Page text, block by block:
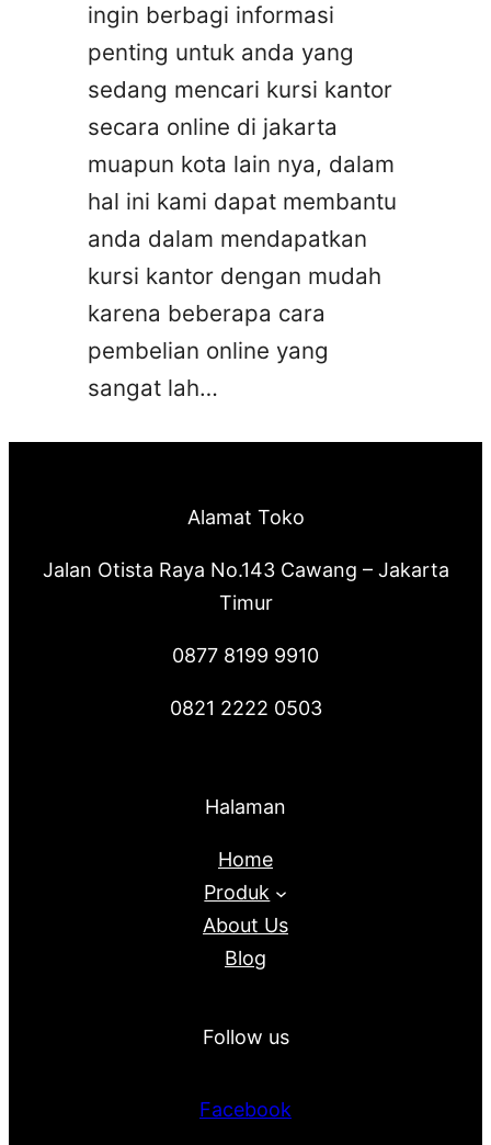
ingin berbagi informasi
penting untuk anda yang
sedang mencari kursi kantor
secara online di jakarta
muapun kota lain nya, dalam
hal ini kami dapat membantu
anda dalam mendapatkan
kursi kantor dengan mudah
karena beberapa cara
pembelian online yang
sangat lah…
Alamat Toko
Jalan Otista Raya No.143 Cawang – Jakarta
Timur
0877 8199 9910
0821 2222 0503
Halaman
Home
Produk
About Us
Blog
Follow us
Facebook